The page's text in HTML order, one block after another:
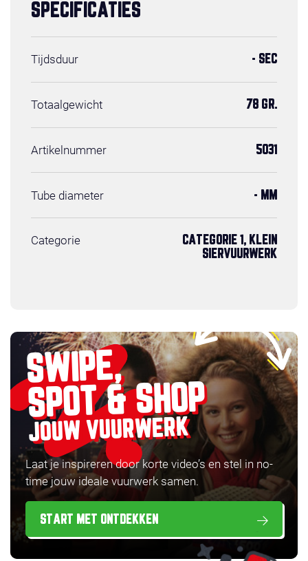
SPECIFICATIES
Tijdsduur - SEC
Totaalgewicht 78 GR.
Artikelnummer 5031
Tube diameter - MM
Categorie
CATEGORIE 1, KLEIN
SIERVUURWERK
SWIPE,
SPOT & SHOP
JOUW VUURWERK
Laat je inspireren door korte video’s en stel in no-
time jouw ideale vuurwerk samen.
START MET ONTDEKKEN